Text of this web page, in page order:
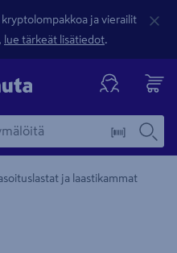
ja vierailit
lue tärkeät lisätiedot.
ja laastikammat
Tuotteen kuvaus -